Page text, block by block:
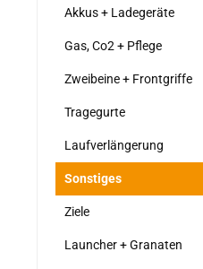
Akkus + Ladegeräte
Gas, Co2 + Pflege
Zweibeine + Frontgriffe
Tragegurte
Laufverlängerung
Sonstiges
Ziele
Launcher + Granaten